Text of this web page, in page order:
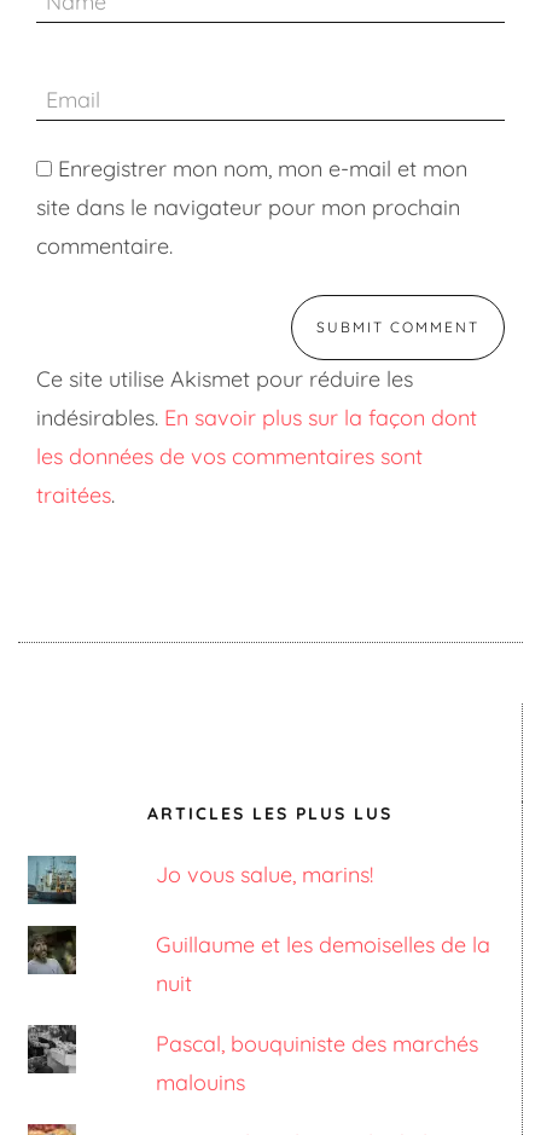
Enregistrer mon nom, mon e-mail et mon
site dans le navigateur pour mon prochain
commentaire.
Ce site utilise Akismet pour réduire les
indésirables. En savoir plus sur la façon dont
les données de vos commentaires sont
traitées.
ARTICLES LES PLUS LUS
Jo vous salue, marins!
Guillaume et les demoiselles de la
nuit
Pascal, bouquiniste des marchés
malouins